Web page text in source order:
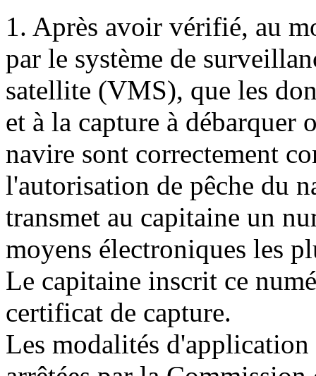
1. Après avoir vérifié, au
par le système de
satellite (VMS), que les
et à la capture à débarquer
navire sont correctement
l'autorisation de pêche du
transmet au capitaine un
moyens électroniques les
Le capitaine inscrit ce
certificat de capture.
Les modalités